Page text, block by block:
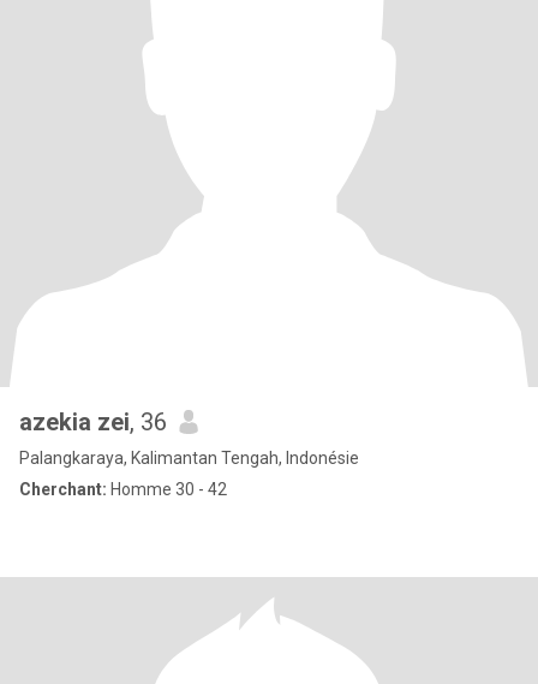
azekia zei, 36
Palangkaraya, Kalimantan Tengah, Indonésie
Cherchant: Homme 30 - 42